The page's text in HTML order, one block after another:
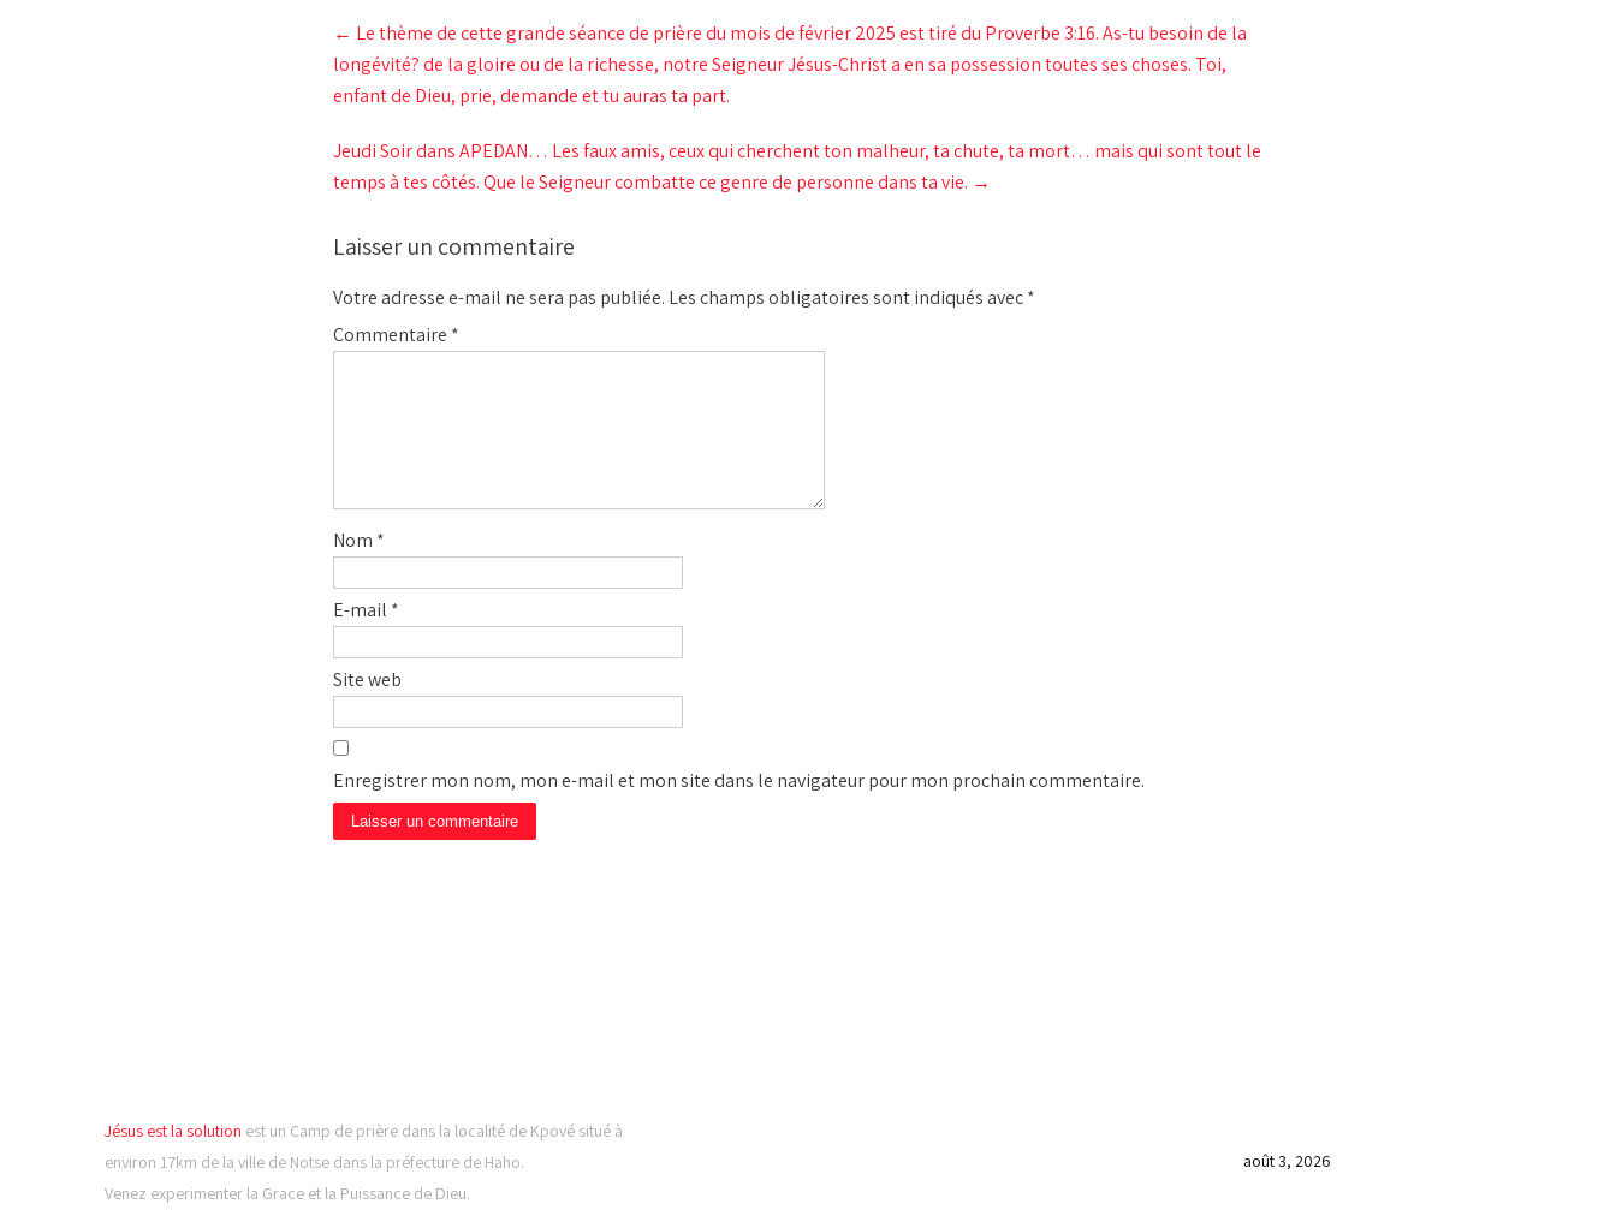
Post
navigation
← Le thème de cette grande séance de prière du mois de février 2025 est tiré du Proverbe 3:16. As-tu besoin de la
longévité? de la gloire ou de la richesse, notre Seigneur Jésus-Christ a en sa possession toutes ses choses. Toi,
enfant de Dieu, prie, demande et tu auras ta part.
Jeudi Soir dans APEDAN… Les faux amis, ceux qui cherchent ton malheur, ta chute, ta mort… mais qui sont tout le
temps à tes côtés. Que le Seigneur combatte ce genre de personne dans ta vie. →
Laisser un commentaire
Votre adresse e-mail ne sera pas publiée. Les champs obligatoires sont indiqués avec*
Commentaire *
Nom *
E-mail *
Site web
Enregistrer mon nom, mon e-mail et mon site dans le navigateur pour mon prochain commentaire.
Jésus est la solution est un Camp de prière dans la localité de Kpové situé à
environ 17km de la ville de Notse dans la préfecture de Haho.
Venez experimenter la Grace et la Puissance de Dieu.
août 3, 2026